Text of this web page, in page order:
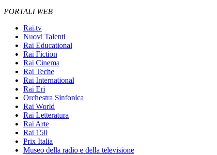
PORTALI WEB
Rai.tv
Nuovi Talenti
Rai Educational
Rai Fiction
Rai Cinema
Rai Teche
Rai International
Rai Eri
Orchestra Sinfonica
Rai World
Rai Letteratura
Rai Arte
Rai 150
Prix Italia
Museo della radio e della televisione